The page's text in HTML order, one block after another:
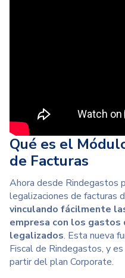
Qué es el
de Facturas
Ahora desde Rindegastos
legalizaciones de facturas
vinculando fácilmente
empresa con los gastos
legalizados. Esta nueva
Fiscal de Rindegastos, y
partir del plan Corporate.